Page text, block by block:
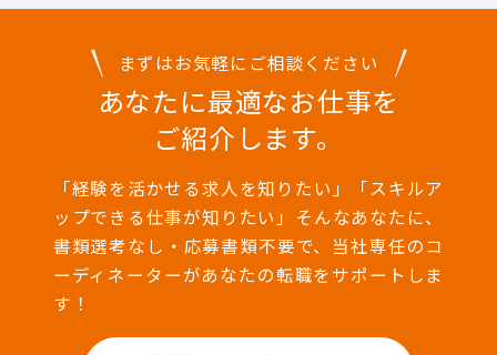
まずはお気軽にご相談ください
あなたに最適なお仕事を
ご紹介します。
「経験を活かせる求人を知りたい」「スキルア
ップできる仕事が知りたい」そんなあなたに、
書類選考なし・応募書類不要で、当社専任のコ
ーディネーターがあなたの転職をサポートしま
す！